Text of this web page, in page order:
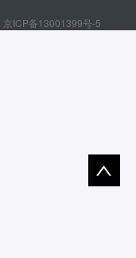
京ICP备13001399号-5